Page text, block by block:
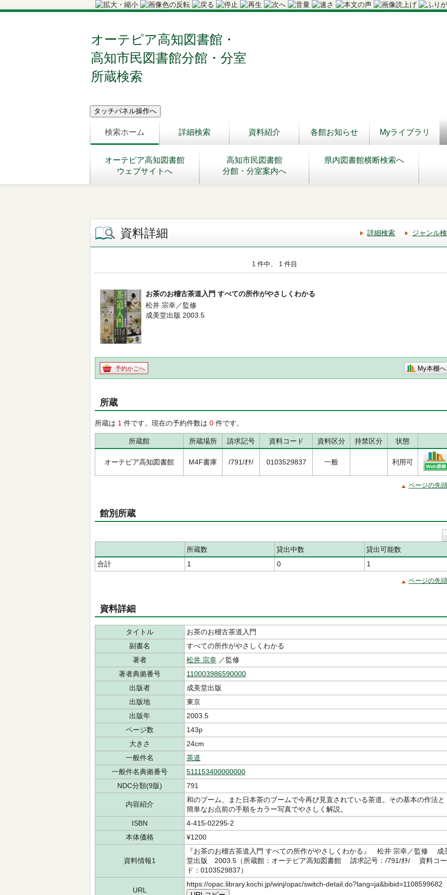
オーテピア高知図書館・
高知市民図書館分館・分室
所蔵検索
検索ホーム 詳細検索 資料紹介 各館お知らせ Myライブラリ
オーテピア高知図書館
ウェブサイトへ
高知市民図書館
分館・分室案内へ
県内図書館横断検索へ
資料詳細 詳細検索 ジャンル
1 件中、 1 件目
お茶のお稽古茶道入門 すべての所作がやさしくわかる
松井 宗幸／監修
成美堂出版 2003.5
予約かごへ My本棚へ
所蔵
所蔵は 1 件です。現在の予約件数は 0 件です。
所蔵館 所蔵場所 請求記号 資料コード 資料区分 持禁区分 状態
オーテピア高知図書館 M4F書庫 /791/ｵﾁ/ 0103529837 一般 利用可
ページの先
館別所蔵
所蔵数 貸出中数
貸出可能数
合計
1 0 1
ページの先
資料詳細
タイトル
お茶のお稽古茶道入門
副書名
すべての所作がやさしくわかる
著者
松井 宗幸 ／監修
著者典拠番号
110003986590000
出版者
成美堂出版
出版地
東京
出版年
2003.5
ページ数
143p
大きさ
24cm
一般件名
茶道
一般件名典拠番号
511153400000000
NDC分類(9版)
791
内容紹介
和のブーム、また日本茶のブームで今再び見直されている茶道。その基本の作法と
簡単なお点前の手順をカラー写真でやさしく解説。
ISBN
4-415-02295-2
本体価格
¥1200
資料情報1
『お茶のお稽古茶道入門 すべての所作がやさしくわかる』 松井 宗幸／監修 成
堂出版 2003.5（所蔵館：オーテピア高知図書館 請求記号：/791/ｵﾁ/ 資料コー
ド：0103529837）
URL
https://opac.library.kochi.jp/winj/opac/switch-detail.do?lang=ja&bibid=1108599682